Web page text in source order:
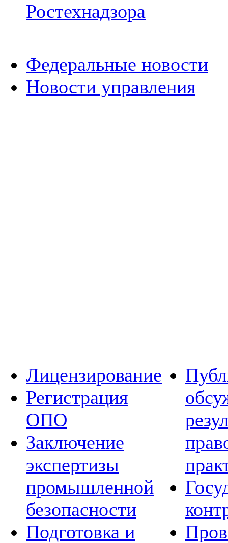
Ростехнадзора
Федеральные новости
Новости управления
Лицензирование
Регистрация
ОПО
Заключение
экспертизы
промышленной
безопасности
Подготовка и